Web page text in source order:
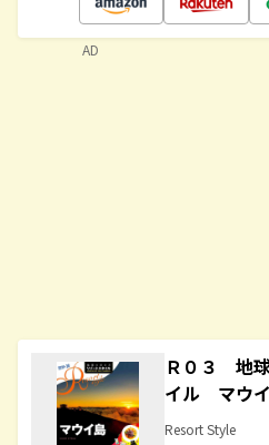
Ｒ０３ 地
イル マウ
Resort Style
AD